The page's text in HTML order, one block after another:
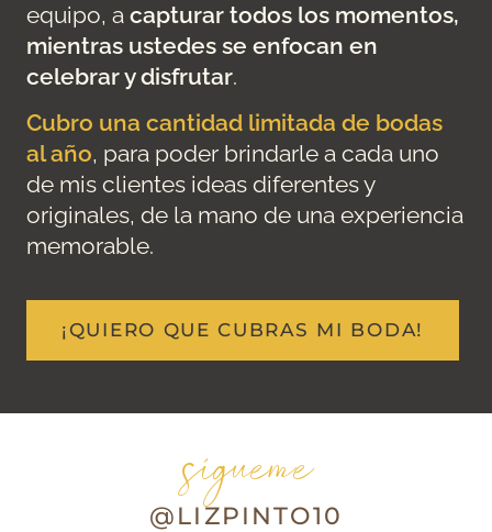
equipo, a capturar todos los momentos,
mientras ustedes se enfocan en
celebrar y disfrutar.
Cubro una cantidad limitada de bodas
al año, para poder brindarle a cada uno
de mis clientes ideas diferentes y
originales, de la mano de una experiencia
memorable.
¡QUIERO QUE CUBRAS MI BODA!
sígueme
@LIZPINTO10